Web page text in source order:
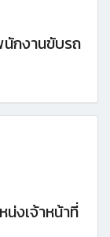
กงานขับรถ
งเจ้าหน้าที่